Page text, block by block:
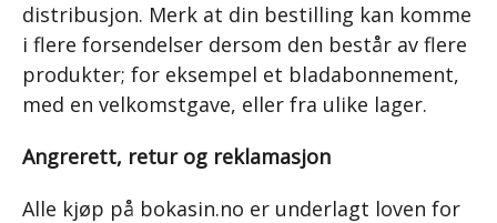
distribusjon. Merk at din bestilling kan komme
i flere forsendelser dersom den består av flere
produkter; for eksempel et bladabonnement,
med en velkomstgave, eller fra ulike lager.
Angrerett, retur og reklamasjon
Alle kjøp på bokasin.no er underlagt loven for